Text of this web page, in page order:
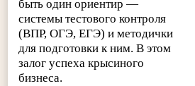
быть один ориентир —
системы тестового контроля
(ВПР, ОГЭ, ЕГЭ) и методички
для подготовки к ним. В этом
залог успеха крысиного
бизнеса.